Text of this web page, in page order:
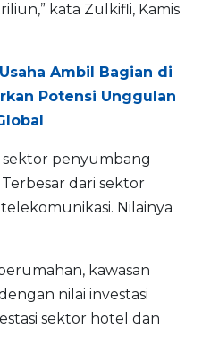
kata Zulkifli, Kamis
Ambil Bagian di
Potensi Unggulan
penyumbang
Terbesar dari sektor
Nilainya
kawasan
nilai investasi
sektor hotel dan